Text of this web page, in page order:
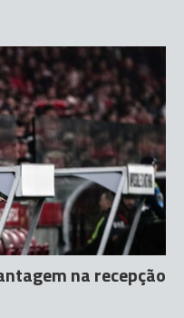
na recepção